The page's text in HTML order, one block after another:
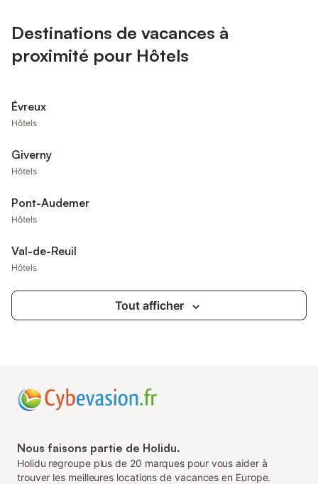
Destinations de vacances à
proximité pour Hôtels
Évreux
Hôtels
Giverny
Hôtels
Pont-Audemer
Hôtels
Val-de-Reuil
Hôtels
Tout afficher
Nous faisons partie de Holidu.
Holidu regroupe plus de 20 marques pour vous aider à
trouver les meilleures locations de vacances en Europe.